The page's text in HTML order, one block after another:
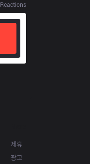
Reactions
제휴
광고